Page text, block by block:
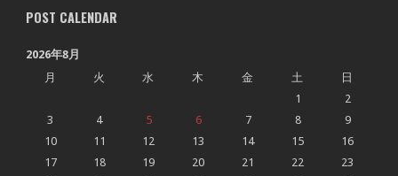
POST CALENDAR
2026年8月
月
火 水 木 金 土
日
1
2
3
4 5 6 7 8
9
10
11 12 13 14 15
16
17
18 19 20 21 22
23